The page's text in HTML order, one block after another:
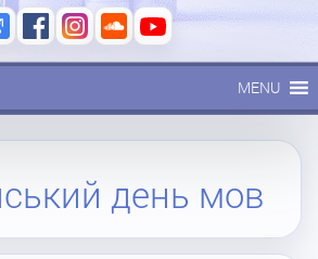
MENU
день мов